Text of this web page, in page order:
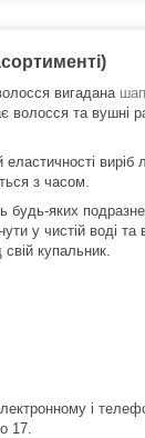
вигадана
волосся та вушні
виріб
з часом.
будь-яких
у чистій воді та
купальник.
і
17.